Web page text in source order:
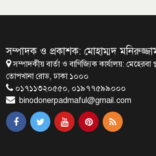
প্রধানমন্ত্রীর সঙ্গে
বাণিজ্যমন্ত্রীর সাক্ষাৎ
‘গুলশানের চামেলি’
সম্পাদক ও প্রকাশক: মোহাম্মদ
সম্পাদকীয় বার্তা ও বাণিজ্যিক কার্যালয়:
তোপখানা রোড, ঢাকা ১০০০
০১৭১১৩২০৫৫০, ০১৯৭৭৫৯৯০০০
binodonerpadmaful@gmail.com